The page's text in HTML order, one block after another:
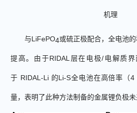
机理
与LiFePO4或硫正极配合，全电池
提高。 由于RIDAL层在电极/电解质界
于 RIDAL-Li 的Li-S全电池在高倍率 （4
量， 表明了此种方法制备的金属锂负极未